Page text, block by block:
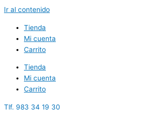
Ir al contenido
Tienda
Mi cuenta
Carrito
Tienda
Mi cuenta
Carrito
Tlf. 983 34 19 30